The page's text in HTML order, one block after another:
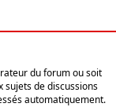
du forum ou soit
sujets de discussions
automatiquement.